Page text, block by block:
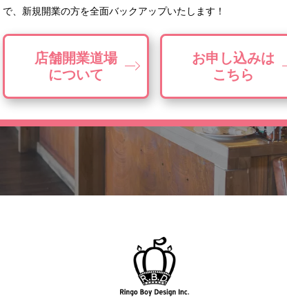
で、 新規開業の方を全面バックアップいたします！
店舗開業道場
について
お申し込みは
こちら